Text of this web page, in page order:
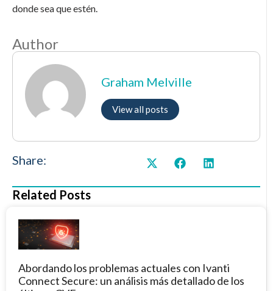
donde sea que estén.
Author
Graham Melville
View all posts
Share:
Related Posts
Abordando los problemas actuales con Ivanti
Connect Secure: un análisis más detallado de los